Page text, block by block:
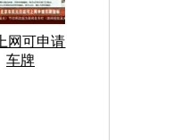
上网可申请
车牌